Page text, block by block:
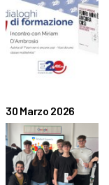
30 Marzo 2026